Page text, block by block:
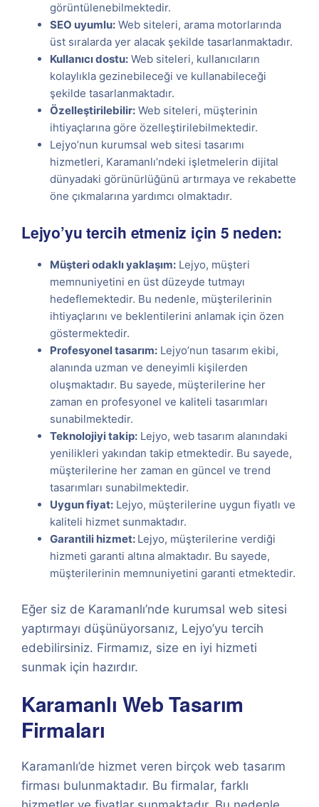
görüntülenebilmektedir.
SEO uyumlu: Web siteleri, arama motorlarında
üst sıralarda yer alacak şekilde tasarlanmaktadır.
Kullanıcı dostu: Web siteleri, kullanıcıların
kolaylıkla gezinebileceği ve kullanabileceği
şekilde tasarlanmaktadır.
Özelleştirilebilir: Web siteleri, müşterinin
ihtiyaçlarına göre özelleştirilebilmektedir.
Lejyo’nun kurumsal web sitesi tasarımı
hizmetleri, Karamanlı’ndeki işletmelerin dijital
dünyadaki görünürlüğünü artırmaya ve rekabette
öne çıkmalarına yardımcı olmaktadır.
Lejyo’yu tercih etmeniz için 5 neden:
Müşteri odaklı yaklaşım: Lejyo, müşteri
memnuniyetini en üst düzeyde tutmayı
hedeflemektedir. Bu nedenle, müşterilerinin
ihtiyaçlarını ve beklentilerini anlamak için özen
göstermektedir.
Profesyonel tasarım: Lejyo’nun tasarım ekibi,
alanında uzman ve deneyimli kişilerden
oluşmaktadır. Bu sayede, müşterilerine her
zaman en profesyonel ve kaliteli tasarımları
sunabilmektedir.
Teknolojiyi takip: Lejyo, web tasarım alanındaki
yenilikleri yakından takip etmektedir. Bu sayede,
müşterilerine her zaman en güncel ve trend
tasarımları sunabilmektedir.
Uygun fiyat: Lejyo, müşterilerine uygun fiyatlı ve
kaliteli hizmet sunmaktadır.
Garantili hizmet: Lejyo, müşterilerine verdiği
hizmeti garanti altına almaktadır. Bu sayede,
müşterilerinin memnuniyetini garanti etmektedir.
Eğer siz de Karamanlı’nde kurumsal web sitesi
yaptırmayı düşünüyorsanız, Lejyo’yu tercih
edebilirsiniz. Firmamız, size en iyi hizmeti
sunmak için hazırdır.
Karamanlı Web Tasarım
Firmaları
Karamanlı’de hizmet veren birçok web tasarım
firması bulunmaktadır. Bu firmalar, farklı